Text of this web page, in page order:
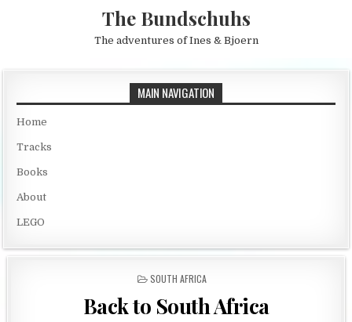
The Bundschuhs
The adventures of Ines & Bjoern
MAIN NAVIGATION
Home
Tracks
Books
About
LEGO
POSTED IN
SOUTH AFRICA
Back to South Africa